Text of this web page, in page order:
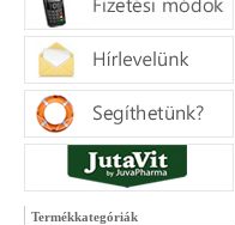
Termékkategóriák